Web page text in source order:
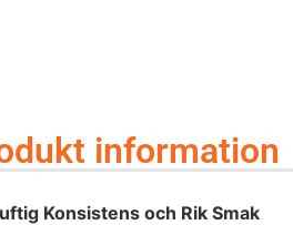
information
Konsistens och Rik Smak